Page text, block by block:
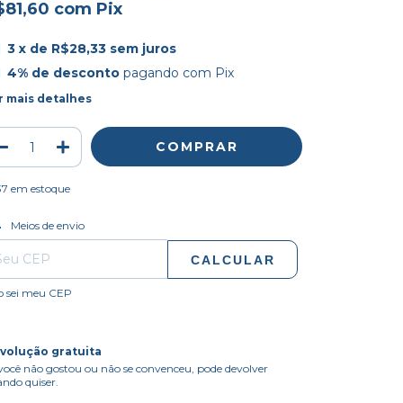
com Pix
3 x de R$28,33 sem juros
4% de descontopagando com Pix
mais detalhes
em estoque
para o CEP:
Meios de envio
CALCULAR
sei meu CEP
gratuita
não gostou ou não se convenceu, pode devolver
quiser.